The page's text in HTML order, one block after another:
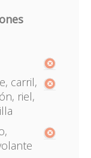
carril,
riel,